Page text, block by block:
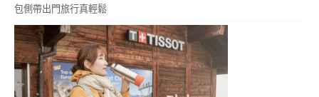
包側帶出門旅行真輕鬆